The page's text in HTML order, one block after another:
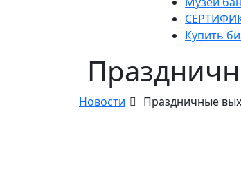
Купить
Новости Праздничные